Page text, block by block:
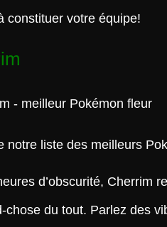
constituer votre équipe!
notre liste des meilleurs
d’obscurité, Cherrim
chose du tout. Parlez des